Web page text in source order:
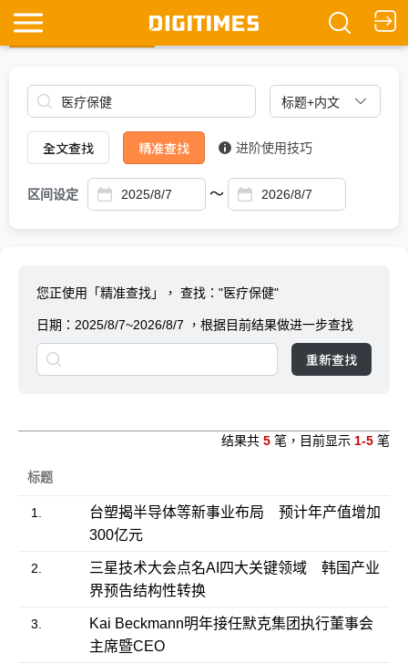
Ask DIGITIMES
全文查找 精准查找 进阶使用技巧
区间设定 ～
您正使用「精准查找」， 查找："医疗保健"
日期： 2025/8/7~2026/8/7 ，根据目前结果做进一步查找
重新查找
结果共 5 笔，目前显示 1-5 笔
标题
1.
台塑揭半导体等新事业布局 预计年产值增加
300亿元
2.
三星技术大会点名AI四大关键领域 韩国产业
界预告结构性转换
3.
Kai Beckmann明年接任默克集团执行董事会
主席暨CEO